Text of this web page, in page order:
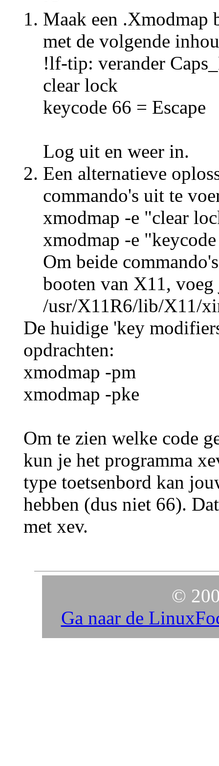
Maak een .Xmodmap
met de volgende
!lf-tip: verander
clear lock
keycode 66 = Escape
Log uit en weer in.
Een alternatieve
commando's uit te
xmodmap -e "clear
xmodmap -e
Om beide
booten van X11,
/usr/X11R6/lib/X11/
De huidige 'key
opdrachten:
xmodmap -pm
xmodmap -pke
Om te zien welke code
kun je het programma
type toetsenbord kan
hebben (dus niet 66).
met xev.
©
Ga naar de